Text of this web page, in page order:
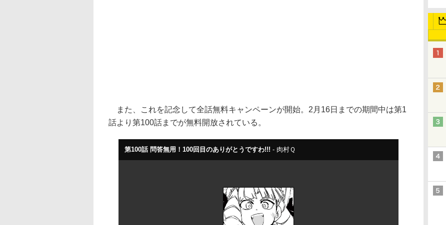
また、これを記念して全話無料キャンペーンが開始。2月16日までの期間中は第1
話より第100話までが無料開放されている。